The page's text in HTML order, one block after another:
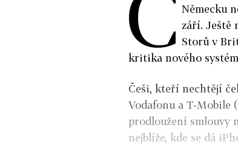
Německu
září. Ještě
Storů v
kritika nového
Češi, kteří nechtějí
Vodafonu a T-Mobile
prodloužení smlouvy
nejblíže, kde se dá